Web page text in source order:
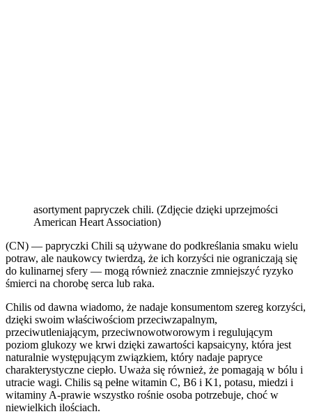
asortyment papryczek chili. (Zdjęcie dzięki uprzejmości
American Heart Association)
(CN) — papryczki Chili są używane do podkreślania smaku wielu
potraw, ale naukowcy twierdzą, że ich korzyści nie ograniczają się
do kulinarnej sfery — mogą również znacznie zmniejszyć ryzyko
śmierci na chorobę serca lub raka.
Chilis od dawna wiadomo, że nadaje konsumentom szereg korzyści,
dzięki swoim właściwościom przeciwzapalnym,
przeciwutleniającym, przeciwnowotworowym i regulującym
poziom glukozy we krwi dzięki zawartości kapsaicyny, która jest
naturalnie występującym związkiem, który nadaje papryce
charakterystyczne ciepło. Uważa się również, że pomagają w bólu i
utracie wagi. Chilis są pełne witamin C, B6 i K1, potasu, miedzi i
witaminy A-prawie wszystko rośnie osoba potrzebuje, choć w
niewielkich ilościach.